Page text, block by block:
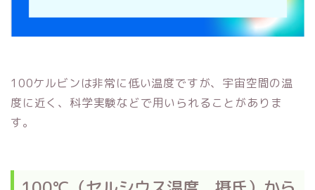
100ケルビンは非常に低い温度ですが、宇宙空間の温
度に近く、科学実験などで用いられることがありま
す。